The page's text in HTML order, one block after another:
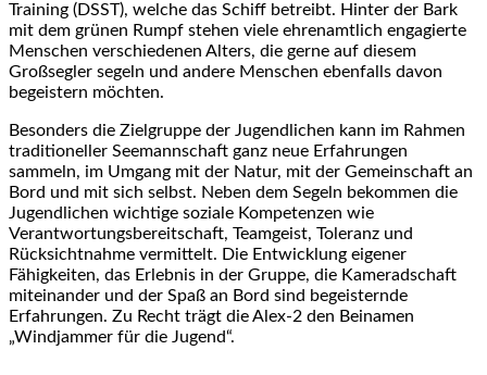
Training (DSST), welche das Schiff betreibt. Hinter der Bark
mit dem grünen Rumpf stehen viele ehrenamtlich engagierte
Menschen verschiedenen Alters, die gerne auf diesem
Großsegler segeln und andere Menschen ebenfalls davon
begeistern möchten.
Besonders die Zielgruppe der Jugendlichen kann im Rahmen
traditioneller Seemannschaft ganz neue Erfahrungen
sammeln, im Umgang mit der Natur, mit der Gemeinschaft an
Bord und mit sich selbst. Neben dem Segeln bekommen die
Jugendlichen wichtige soziale Kompetenzen wie
Verantwortungsbereitschaft, Teamgeist, Toleranz und
Rücksichtnahme vermittelt. Die Entwicklung eigener
Fähigkeiten, das Erlebnis in der Gruppe, die Kameradschaft
miteinander und der Spaß an Bord sind begeisternde
Erfahrungen. Zu Recht trägt die Alex-2 den Beinamen
„Windjammer für die Jugend“.